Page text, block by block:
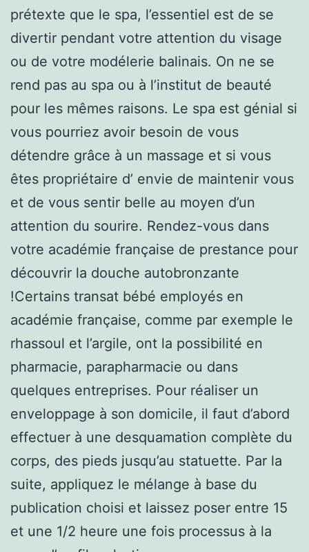
prétexte que le spa, l’essentiel est de se
divertir pendant votre attention du visage
ou de votre modélerie balinais. On ne se
rend pas au spa ou à l’institut de beauté
pour les mêmes raisons. Le spa est génial si
vous pourriez avoir besoin de vous
détendre grâce à un massage et si vous
êtes propriétaire d’ envie de maintenir vous
et de vous sentir belle au moyen d’un
attention du sourire. Rendez-vous dans
votre académie française de prestance pour
découvrir la douche autobronzante
!Certains transat bébé employés en
académie française, comme par exemple le
rhassoul et l’argile, ont la possibilité en
pharmacie, parapharmacie ou dans
quelques entreprises. Pour réaliser un
enveloppage à son domicile, il faut d’abord
effectuer à une desquamation complète du
corps, des pieds jusqu’au statuette. Par la
suite, appliquez le mélange à base du
publication choisi et laissez poser entre 15
et une 1/2 heure une fois processus à la